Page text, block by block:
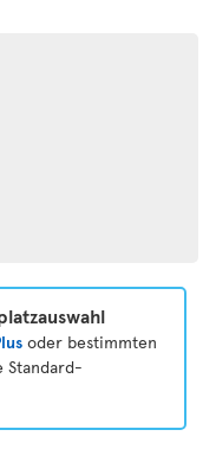
oder bestimmten
Standard-